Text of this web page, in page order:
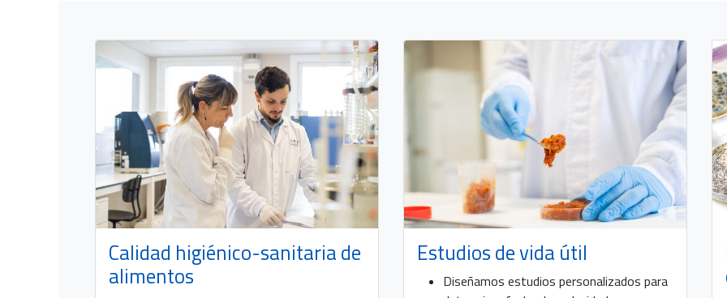
Calidad higiénico-sanitaria de
alimentos
Estudios de vida útil
Diseñamos estudios personalizados para
Enlaces de Interés
Inicio
Cursos
Contáctenos
Política de Privacidad
Acerca de
El Clúster Agroalimentario ASINCAR, inició su andadura en el año 1977
como entidad sin ánimo de lucro fundada por las empresas cárnicas
asturianas a modo de herramienta de apoyo técnico para el sector.
Hoy por hoy, proporciona a las empresas agroalimentarias de todo el
territorio nacional servicios de alto valor añadido, colaborando así, en la
sostenibilidad y mejora de la competitividad de las empresas.